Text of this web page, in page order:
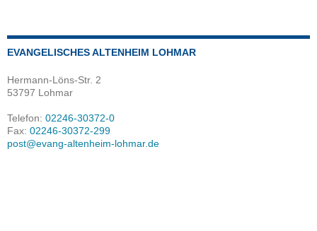
EVANGELISCHES ALTENHEIM LOHMAR
Hermann-Löns-Str. 2
53797 Lohmar
Telefon: 02246-30372-0
Fax: 02246-30372-299
post@evang-altenheim-lohmar.de